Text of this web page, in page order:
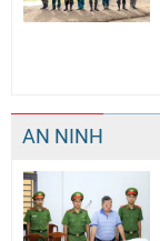
AN NINH